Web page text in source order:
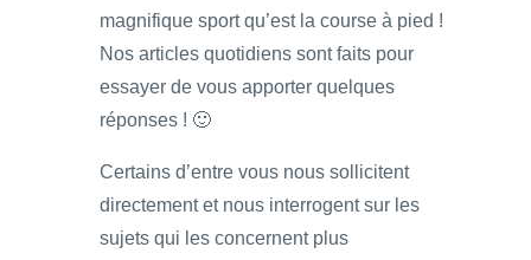
magnifique sport qu’est la course à pied !
Nos articles quotidiens sont faits pour
essayer de vous apporter quelques
réponses ! 🙂
Certains d’entre vous nous sollicitent
directement et nous interrogent sur les
sujets qui les concernent plus